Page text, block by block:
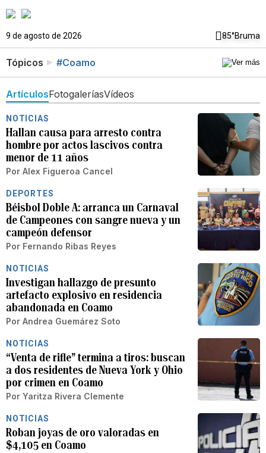
9 de agosto de 2026 85°Bruma
Tópicos #Coamo
ArtículosFotogaleríasVídeos
NOTICIAS
Hallan causa para arresto contra
hombre por actos lascivos contra
menor de 11 años
Por Alex Figueroa Cancel
DEPORTES
Béisbol Doble A: arranca un Carnaval
de Campeones con sangre nueva y un
campeón defensor
Por Fernando Ribas Reyes
NOTICIAS
Investigan hallazgo de presunto
artefacto explosivo en residencia
abandonada en Coamo
Por Andrea Guemárez Soto
NOTICIAS
“Venta de rifle” termina a tiros: buscan
a dos residentes de Nueva York y Ohio
por crimen en Coamo
Por Yaritza Rivera Clemente
NOTICIAS
Roban joyas de oro valoradas en
$4,105 en Coamo